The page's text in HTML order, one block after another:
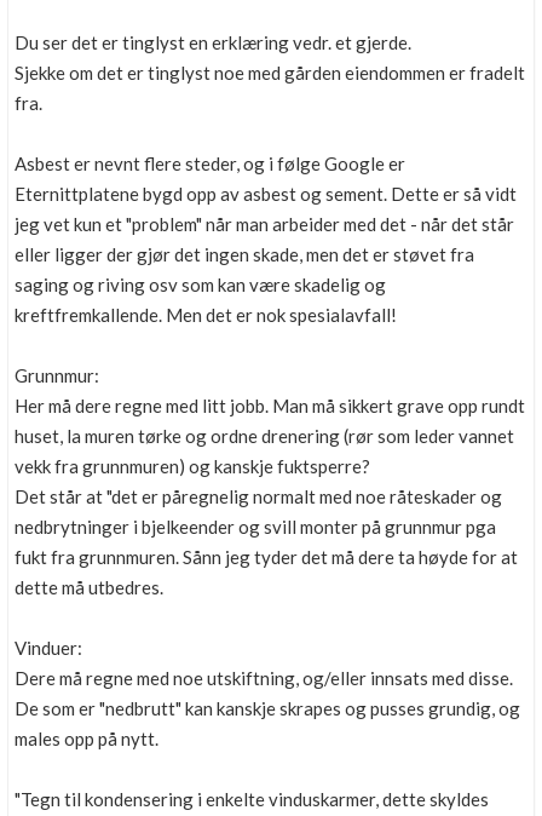
Du ser det er tinglyst en erklæring vedr. et gjerde.
Sjekke om det er tinglyst noe med gården eiendommen er fradelt
fra.
Asbest er nevnt flere steder, og i følge Google er
Eternittplatene bygd opp av asbest og sement. Dette er så vidt
jeg vet kun et "problem" når man arbeider med det - når det står
eller ligger der gjør det ingen skade, men det er støvet fra
saging og riving osv som kan være skadelig og
kreftfremkallende. Men det er nok spesialavfall!
Grunnmur:
Her må dere regne med litt jobb. Man må sikkert grave opp rundt
huset, la muren tørke og ordne drenering (rør som leder vannet
vekk fra grunnmuren) og kanskje fuktsperre?
Det står at "det er påregnelig normalt med noe råteskader og
nedbrytninger i bjelkeender og svill monter på grunnmur pga
fukt fra grunnmuren. Sånn jeg tyder det må dere ta høyde for at
dette må utbedres.
Vinduer:
Dere må regne med noe utskiftning, og/eller innsats med disse.
De som er "nedbrutt" kan kanskje skrapes og pusses grundig, og
males opp på nytt.
"Tegn til kondensering i enkelte vinduskarmer, dette skyldes